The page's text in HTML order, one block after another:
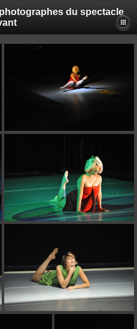
du spectacle